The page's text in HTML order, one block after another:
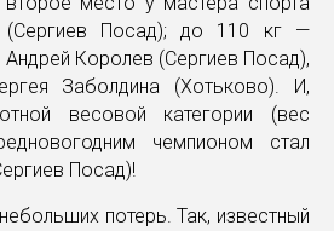
(Сергиев Посад); до 110 кг —
Королев (Сергиев Посад),
Заболдина (Хотьково). И,
весовой категории (вес
чемпионом стал
Посад)!
потерь. Так, известный